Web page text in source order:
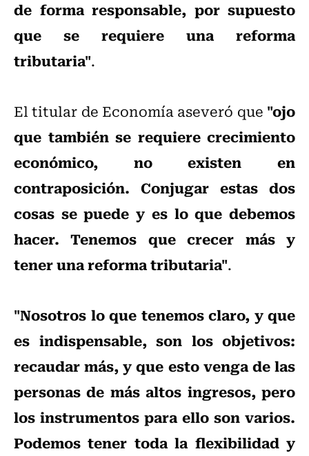
de forma responsable, por supuesto
que se requiere una reforma
tributaria".
El titular de Economía aseveró que "ojo
que también se requiere crecimiento
económico, no existen en
contraposición. Conjugar estas dos
cosas se puede y es lo que debemos
hacer. Tenemos que crecer más y
tener una reforma tributaria".
"Nosotros lo que tenemos claro, y que
es indispensable, son los objetivos:
recaudar más, y que esto venga de las
personas de más altos ingresos, pero
los instrumentos para ello son varios.
Podemos tener toda la flexibilidad y